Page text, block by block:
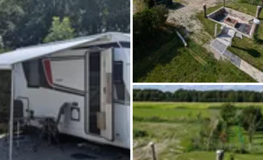
Kontakt
Select language